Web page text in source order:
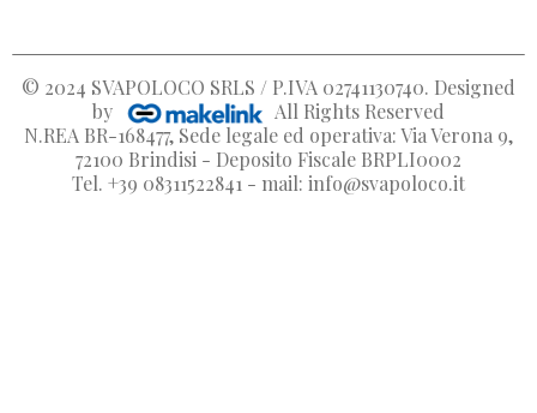
© 2024 SVAPOLOCO SRLS / P.IVA 02741130740. Designed
by
All Rights Reserved
N.REA BR-168477, Sede legale ed operativa: Via Verona 9,
72100 Brindisi - Deposito Fiscale BRPLI0002
Tel. +39 08311522841 - mail: info@svapoloco.it